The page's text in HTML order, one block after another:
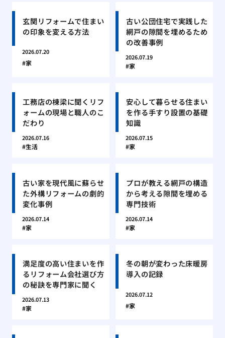
玄関リフォームで住まい
の印象を変える方法
2026.07.20
家
古い公団住宅で実践した
網戸の隙間を埋めるため
の改善事例
2026.07.19
家
工務店の棟梁に聞くリフ
ォームの現場と職人のこ
だわり
2026.07.16
生活
安心して暮らせる住まい
を作る手すり設置の基礎
知識
2026.07.15
家
古い家を現代風に蘇らせ
た外構リフォームの劇的
変化事例
2026.07.14
家
プロが教える網戸の構造
から考える隙間を埋める
専門技術
2026.07.14
家
満足度の高い住まいを作
るリフォーム会社選び方
の秘訣を専門家に聞く
2026.07.13
家
冬の朝が変わった床暖房
導入の記録
2026.07.12
家